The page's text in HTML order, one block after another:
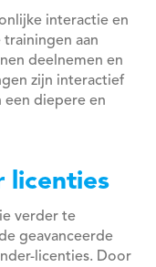
interactie en
trainingen aan
deelnemen en
zijn interactief
diepere en
licenties
verder te
geavanceerde
licenties. Door